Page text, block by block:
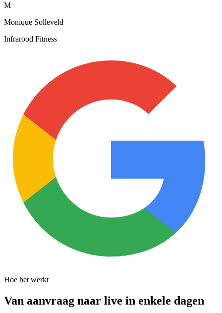
M
Monique Solleveld
Infrarood Fitness
Hoe het werkt
Van aanvraag naar live in enkele dagen